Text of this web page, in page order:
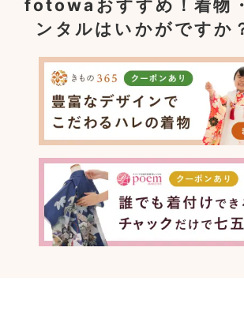
fotowaおすすめ！着物
ンタルはいかがですか